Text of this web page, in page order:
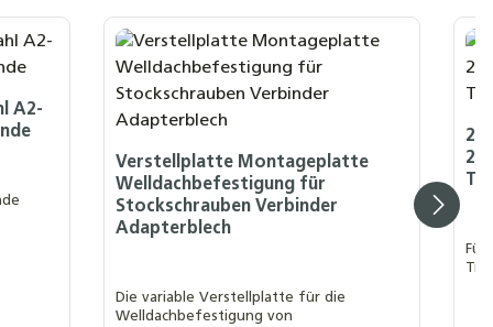
A2-
Verstellplatte Montageplatte
Welldachbefestigung für
Stockschrauben Verbinder
Adapterblech
Die variable Verstellplatte für die
Welldachbefestigung von